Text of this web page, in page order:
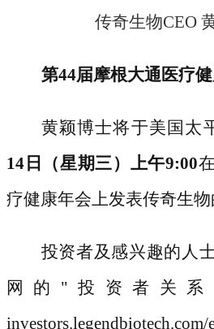
传奇生物CEO
第44届摩根大通医疗
黄颖博士将于美国太
14日（星期三）上午9:00
疗健康年会上发表传奇生物
投资者及感兴趣的人
网的 "投资者关系
investors.legendbiotech.com/